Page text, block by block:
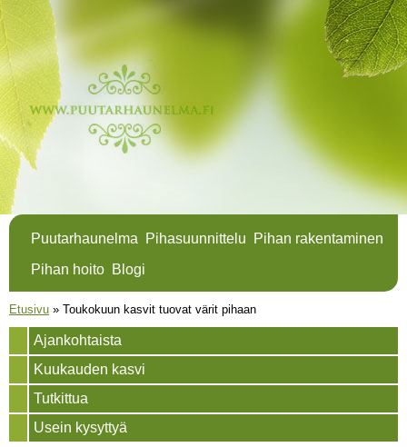
Puutarhaunelma Pihasuunnittelu
Pihan rakentaminen
Pihan hoito Blogi
Olet täällä
Etusivu » Toukokuun kasvit tuovat värit pihaan
Ajankohtaista
Kuukauden kasvi
Tutkittua
Usein kysyttyä